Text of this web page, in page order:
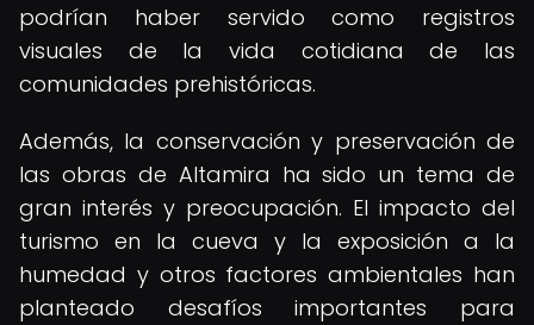
podrían haber servido como registros
visuales de la vida cotidiana de las
comunidades prehistóricas.
Además, la conservación y preservación de
las obras de Altamira ha sido un tema de
gran interés y preocupación. El impacto del
turismo en la cueva y la exposición a la
humedad y otros factores ambientales han
planteado desafíos importantes para